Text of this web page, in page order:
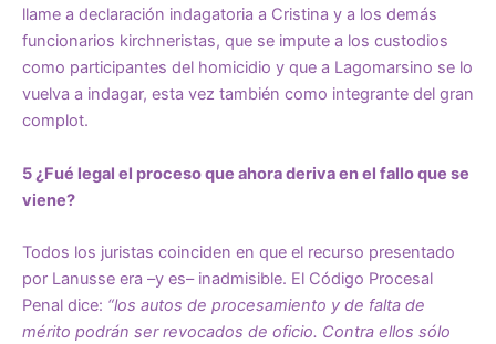
llame a declaración indagatoria a Cristina y a los demás
funcionarios kirchneristas, que se impute a los custodios
como participantes del homicidio y que a Lagomarsino se lo
vuelva a indagar, esta vez también como integrante del gran
complot.
5 ¿Fué legal el proceso que ahora deriva en el fallo que se
viene?
Todos los juristas coinciden en que el recurso presentado
por Lanusse era –y es– inadmisible. El Código Procesal
Penal dice: “los autos de procesamiento y de falta de
mérito podrán ser revocados de oficio. Contra ellos sólo